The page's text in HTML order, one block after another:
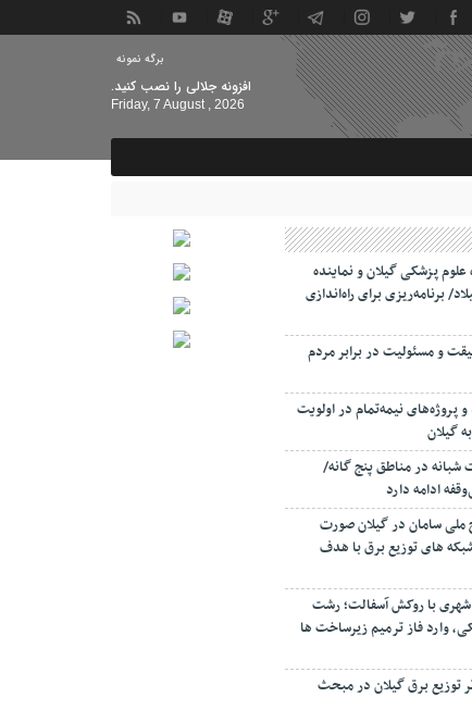
برگه نمونه
افزونه جلالی را نصب کنید.
Friday, 7 August , 2026
علوم پزشکی گیلان و نماینده
برنامه‌ریزی برای راه‌اندازی
و مسئولیت‌ در برابر مردم
پروژه‌های نیمه‌تمام در اولویت
گیلان
شبانه در مناطق پنج گانه/
ادامه دارد
ملی سامان در گیلان صورت
۳۵ فیدر شبکه های توزیع برق با هدف
شهری با روکش آسفالت؛ رشت
وارد فاز ترمیم زیرساخت ها
توزیع برق گیلان در مبحث